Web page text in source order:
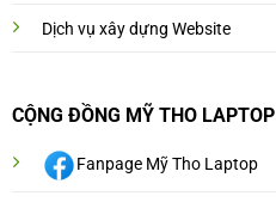
Dịch vụ xây dựng Website
CỘNG ĐỒNG MỸ THO LAPTOP
Fanpage Mỹ Tho Laptop